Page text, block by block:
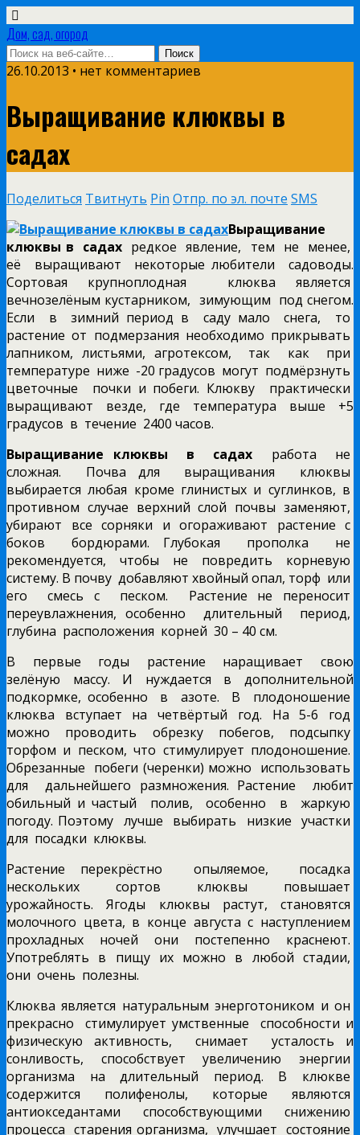
Дом, сад, огород
26.10.2013 • нет комментариев
Выращивание клюквы в
садах
Поделиться Твитнуть Pin Отпр. по эл. почте SMS
Выращивание
клюквы в садахредкое явление, тем не менее,
её выращивают некоторые любители садоводы.
Сортовая крупноплодная клюква является
вечнозелёным кустарником, зимующим под снегом.
Если в зимний период в саду мало снега, то
растение от подмерзания необходимо прикрывать
лапником, листьями, агротексом, так как при
температуре ниже -20 градусов могут подмёрзнуть
цветочные почки и побеги. Клюкву практически
выращивают везде, где температура выше +5
градусов в течение 2400 часов.
Выращивание клюквы в садах работа не
сложная. Почва для выращивания клюквы
выбирается любая кроме глинистых и суглинков, в
противном случае верхний слой почвы заменяют,
убирают все сорняки и огораживают растение с
боков бордюрами. Глубокая прополка не
рекомендуется, чтобы не повредить корневую
систему. В почву добавляют хвойный опал, торф или
его смесь с песком. Растение не переносит
переувлажнения, особенно длительный период,
глубина расположения корней 30 – 40 см.
В первые годы растение наращивает свою
зелёную массу. И нуждается в дополнительной
подкормке, особенно в азоте. В плодоношение
клюква вступает на четвёртый год. На 5-6 год
можно проводить обрезку побегов, подсыпку
торфом и песком, что стимулирует плодоношение.
Обрезанные побеги (черенки) можно использовать
для дальнейшего размножения. Растение любит
обильный и частый полив, особенно в жаркую
погоду. Поэтому лучше выбирать низкие участки
для посадки клюквы.
Растение перекрёстно опыляемое, посадка
нескольких сортов клюквы повышает
урожайность. Ягоды клюквы растут, становятся
молочного цвета, в конце августа с наступлением
прохладных ночей они постепенно краснеют.
Употреблять в пищу их можно в любой стадии,
они очень полезны.
Клюква является натуральным энерготоником и он
прекрасно стимулирует умственные способности и
физическую активность, снимает усталость и
сонливость, способствует увеличению энергии
организма на длительный период. В клюкве
содержится полифенолы, которые являются
антиокседантами способствующими снижению
процесса старения организма, улучшает состояние